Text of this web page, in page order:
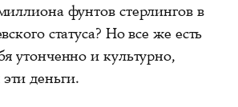
фунтов стерлингов в
статуса? Но все же есть
утонченно и культурно,
деньги.